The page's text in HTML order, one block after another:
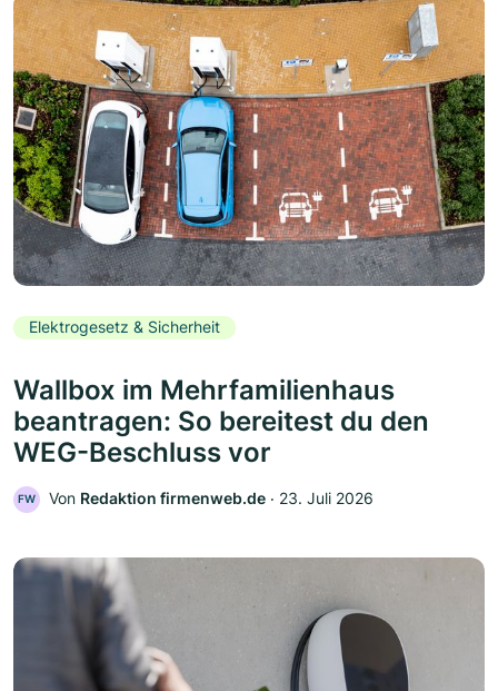
Elektrogesetz & Sicherheit
Wallbox im Mehrfamilienhaus
beantragen: So bereitest du den
WEG-Beschluss vor
FW Von Redaktion firmenweb.de ‧ 23. Juli 2026